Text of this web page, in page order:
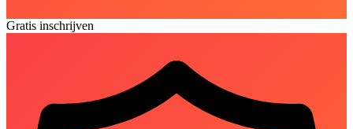
Gratis inschrijven